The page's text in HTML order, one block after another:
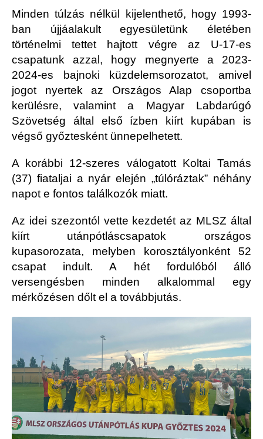
Minden túlzás nélkül kijelenthető, hogy 1993-
ban újjáalakult egyesületünk életében
történelmi tettet hajtott végre az U-17-es
csapatunk azzal, hogy megnyerte a 2023-
2024-es bajnoki küzdelemsorozatot, amivel
jogot nyertek az Országos Alap csoportba
kerülésre, valamint a Magyar Labdarúgó
Szövetség által első ízben kiírt kupában is
végső győztesként ünnepelhetett.
A korábbi 12-szeres válogatott Koltai Tamás
(37) fiataljai a nyár elején „túlóráztak” néhány
napot e fontos találkozók miatt.
Az idei szezontól vette kezdetét az MLSZ által
kiírt utánpótláscsapatok országos
kupasorozata, melyben korosztályonként 52
csapat indult. A hét fordulóból álló
versengésben minden alkalommal egy
mérkőzésen dőlt el a továbbjutás.